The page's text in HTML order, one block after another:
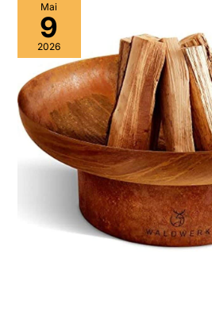
Mai
9
2026